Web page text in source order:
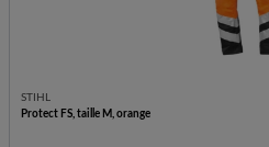
STIHL
Protect FS, taille M, orange